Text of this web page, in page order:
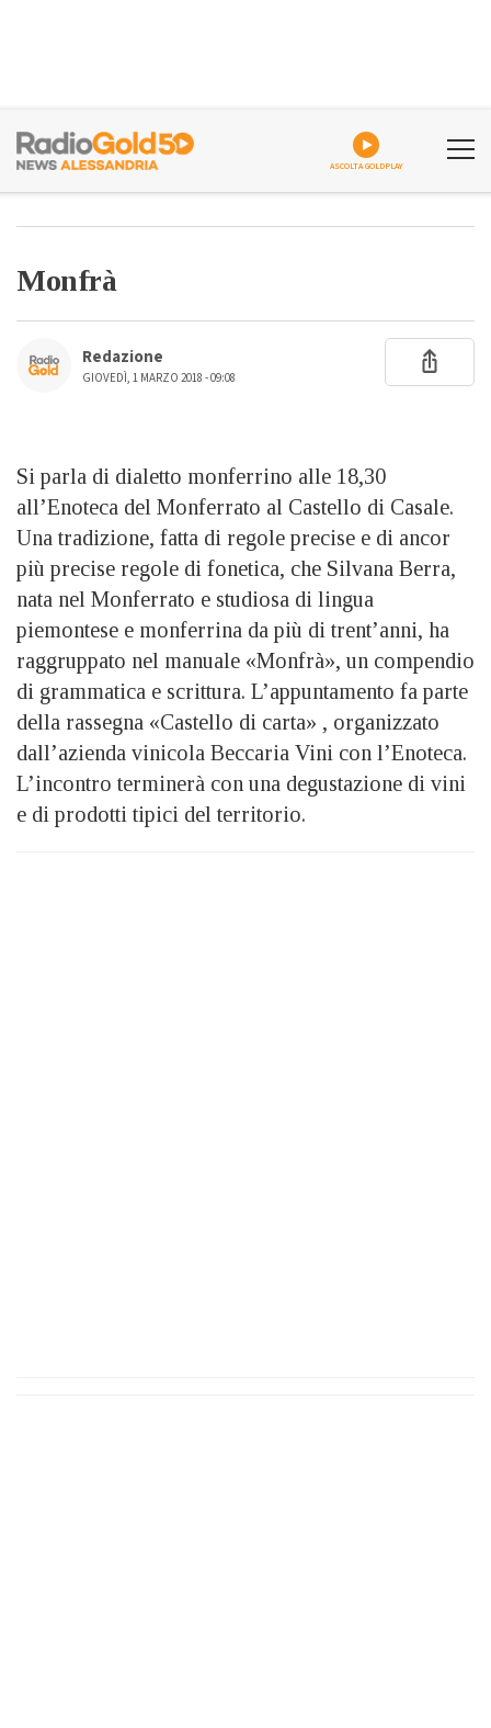
ASCOLTA GOLDPLAY
Monfrà
Redazione
GIOVEDÌ, 1 MARZO 2018 - 09:08
Si parla di dialetto monferrino alle 18,30
all’Enoteca del Monferrato al Castello di Casale.
Una tradizione, fatta di regole precise e di ancor
più precise regole di fonetica, che Silvana Berra,
nata nel Monferrato e studiosa di lingua
piemontese e monferrina da più di trent’anni, ha
raggruppato nel manuale «Monfrà», un compendio
di grammatica e scrittura. L’appuntamento fa parte
della rassegna «Castello di carta» , organizzato
dall’azienda vinicola Beccaria Vini con l’Enoteca.
L’incontro terminerà con una degustazione di vini
e di prodotti tipici del territorio.